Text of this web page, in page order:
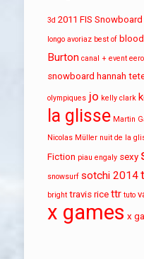
3d 2011 FIS
longo avoriaz best of
Burton canal + event
snowboard hannah
olympiques jo kelly clark
la glisse Martin
Nicolas Müller nuit de la
Fiction piau engaly sexy
snowsurf sotchi 2014
bright travis rice ttr tuto
x games x